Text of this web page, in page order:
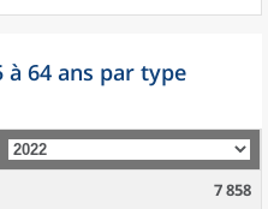
à 64 ans par type
7 858